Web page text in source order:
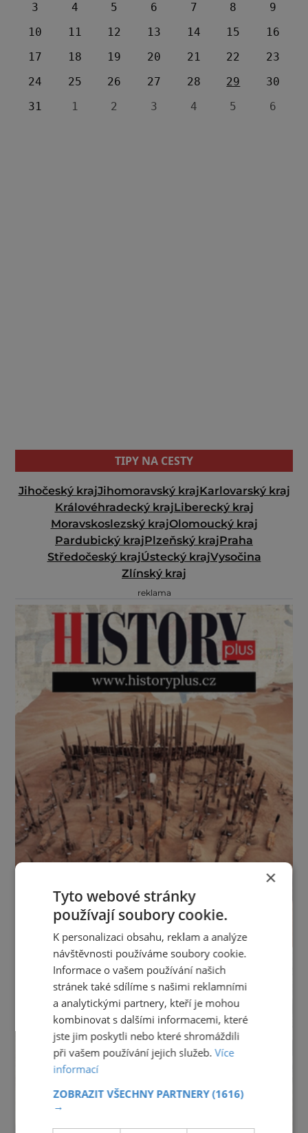
3
4 5 6 7 8
9
10
11 12 13 14 15
16
17
18 19 20 21 22
23
24
25 26 27 28 29
30
31
1 2 3 4 5 6
TIPY NA CESTY
Jihočeský krajJihomoravský krajKarlovarský kraj
Královéhradecký krajLiberecký kraj
Moravskoslezský krajOlomoucký kraj
Pardubický krajPlzeňský krajPraha
Středočeský krajÚstecký krajVysočina
Zlínský kraj
reklama
×
Tyto webové stránky
používají soubory cookie.
K personalizaci obsahu, reklam a analýze
návštěvnosti používáme soubory cookie.
Informace o vašem používání našich
stránek také sdílíme s našimi reklamními
a analytickými partnery, kteří je mohou
kombinovat s dalšími informacemi, které
jste jim poskytli nebo které shromáždili
při vašem používání jejich služeb.Více
informací
ZOBRAZIT VŠECHNY PARTNERY(1616)
→